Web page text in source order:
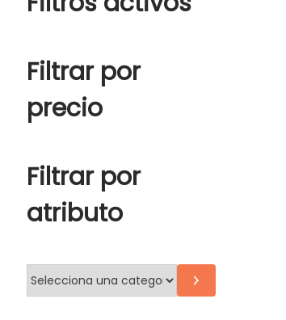
Filtrar por
precio
Filtrar por
atributo